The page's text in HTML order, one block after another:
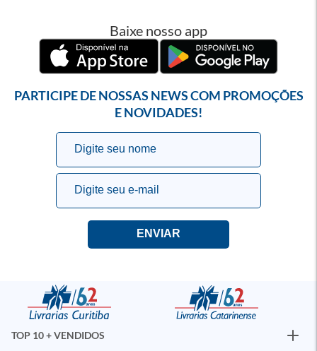
Baixe nosso app
PARTICIPE DE NOSSAS NEWS COM PROMOÇÕES
E NOVIDADES!
TOP 10 + VENDIDOS